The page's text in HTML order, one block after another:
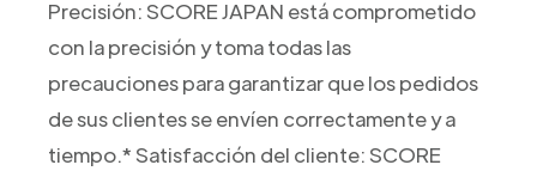
Precisión: SCORE JAPAN está comprometido
con la precisión y toma todas las
precauciones para garantizar que los pedidos
de sus clientes se envíen correctamente y a
tiempo.* Satisfacción del cliente: SCORE